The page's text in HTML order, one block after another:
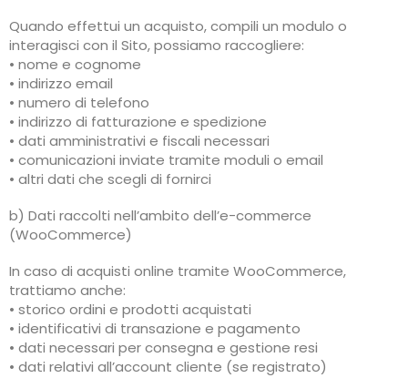
Quando effettui un acquisto, compili un modulo o
interagisci con il Sito, possiamo raccogliere:
• nome e cognome
• indirizzo email
• numero di telefono
• indirizzo di fatturazione e spedizione
• dati amministrativi e fiscali necessari
• comunicazioni inviate tramite moduli o email
• altri dati che scegli di fornirci
b) Dati raccolti nell’ambito dell’e-commerce
(WooCommerce)
In caso di acquisti online tramite WooCommerce,
trattiamo anche:
• storico ordini e prodotti acquistati
• identificativi di transazione e pagamento
• dati necessari per consegna e gestione resi
• dati relativi all’account cliente (se registrato)